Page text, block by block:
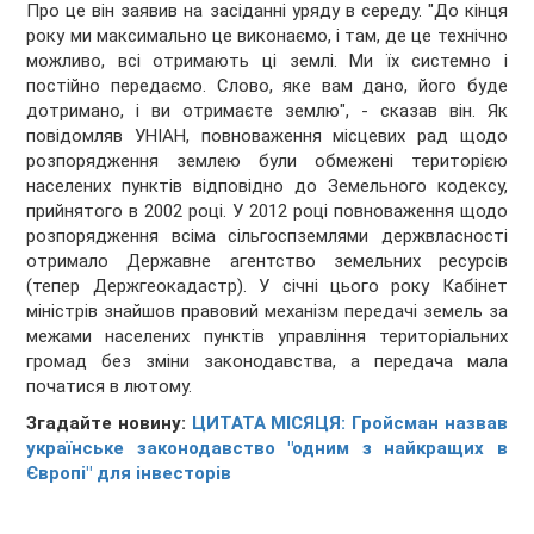
Про це він заявив на засіданні уряду в середу. "До кінця
року ми максимально це виконаємо, і там, де це технічно
можливо, всі отримають ці землі. Ми їх системно і
постійно передаємо. Слово, яке вам дано, його буде
дотримано, і ви отримаєте землю", - сказав він. Як
повідомляв УНІАН, повноваження місцевих рад щодо
розпорядження землею були обмежені територією
населених пунктів відповідно до Земельного кодексу,
прийнятого в 2002 році. У 2012 році повноваження щодо
розпорядження всіма сільгоспземлями держвласності
отримало Державне агентство земельних ресурсів
(тепер Держгеокадастр). У січні цього року Кабінет
міністрів знайшов правовий механізм передачі земель за
межами населених пунктів управління територіальних
громад без зміни законодавства, а передача мала
початися в лютому.
Згадайте новину: ЦИТАТА МІСЯЦЯ: Гройсман назвав
українське законодавство "одним з найкращих в
Європі" для інвесторів